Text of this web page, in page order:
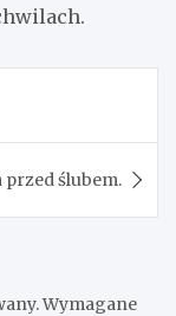
ślubem.
Wymagane